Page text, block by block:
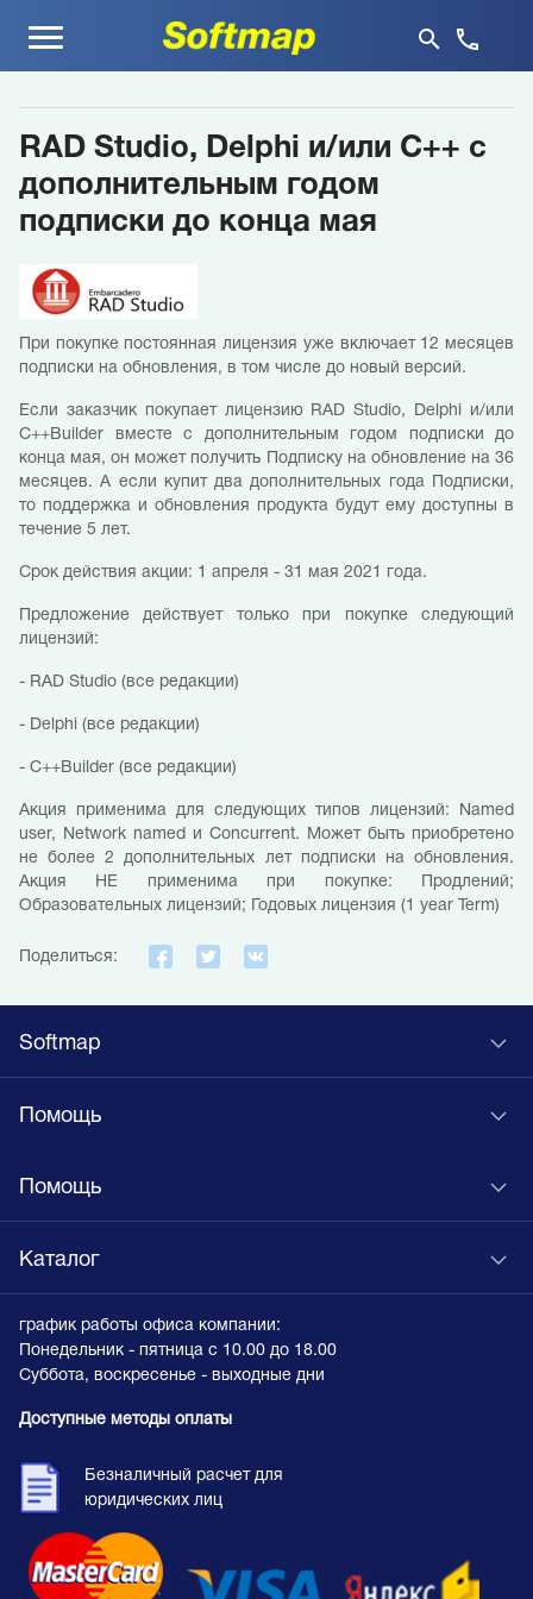
Меню
RAD Studio, Delphi и/или C++ с
дополнительным годом
подписки до конца мая
При покупке постоянная лицензия уже включает 12 месяцев
подписки на обновления, в том числе до новый версий.
Если заказчик покупает лицензию RAD Studio, Delphi и/или
C++Builder вместе с дополнительным годом подписки до
конца мая, он может получить Подписку на обновление на 36
месяцев. А если купит два дополнительных года Подписки,
то поддержка и обновления продукта будут ему доступны в
течение 5 лет.
Срок действия акции: 1 апреля - 31 мая 2021 года.
Предложение действует только при покупке следующий
лицензий:
- RAD Studio (все редакции)
- Delphi (все редакции)
- C++Builder (все редакции)
Акция применима для следующих типов лицензий: Named
user, Network named и Concurrent. Может быть приобретено
не более 2 дополнительных лет подписки на обновления.
Акция НЕ применима при покупке: Продлений;
Образовательных лицензий; Годовых лицензия (1 year Term)
Поделиться:
Softmap
Помощь
Помощь
Каталог
график работы офиса компании:
Понедельник - пятница с 10.00 до 18.00
Суббота, воскресенье - выходные дни
Доступные методы оплаты
Безналичный расчет для
юридических лиц